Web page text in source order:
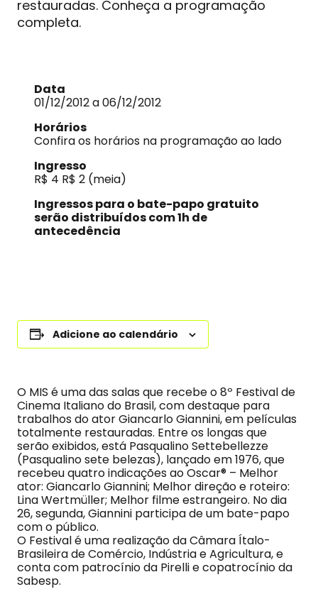
restauradas. Conheça a programação
completa.
Data
01/12/2012 a 06/12/2012
Horários
Confira os horários na programação ao lado
Ingresso
R$ 4 R$ 2 (meia)
Ingressos para o bate-papo gratuito
serão distribuídos com 1h de
antecedência
Adicione ao calendário
O MIS é uma das salas que recebe o 8º Festival de
Cinema Italiano do Brasil, com destaque para
trabalhos do ator Giancarlo Giannini, em películas
totalmente restauradas. Entre os longas que
serão exibidos, está Pasqualino Settebellezze
(Pasqualino sete belezas), lançado em 1976, que
recebeu quatro indicações ao Oscar® – Melhor
ator: Giancarlo Giannini; Melhor direção e roteiro:
Lina Wertmüller; Melhor filme estrangeiro. No dia
26, segunda, Giannini participa de um bate-papo
com o público.
O Festival é uma realização da Câmara Ítalo-
Brasileira de Comércio, Indústria e Agricultura, e
conta com patrocínio da Pirelli e copatrocínio da
Sabesp.